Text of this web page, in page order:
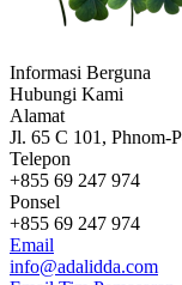
Informasi Berguna
Hubungi Kami
Alamat
Jl. 65 C 101, Phnom-
Telepon
+855 69 247 974
Ponsel
+855 69 247 974
Email
info@adalidda.com